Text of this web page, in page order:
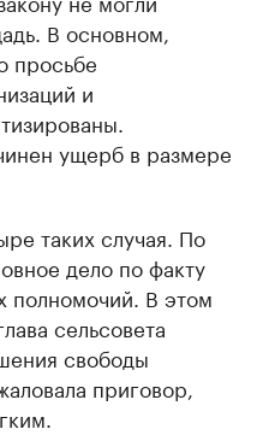
В основном,
просьбе
и
ущерб в размере
таких случая. По
дело по факту
полномочий. В этом
сельсовета
свободы
приговор,